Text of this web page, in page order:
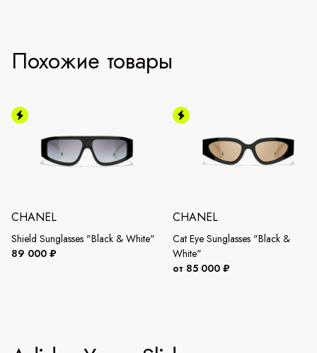
Похожие товары
CHANEL
Shield Sunglasses "Black & White"
89 000 ₽
CHANEL
Cat Eye Sunglasses "Black &
White"
от 85 000 ₽